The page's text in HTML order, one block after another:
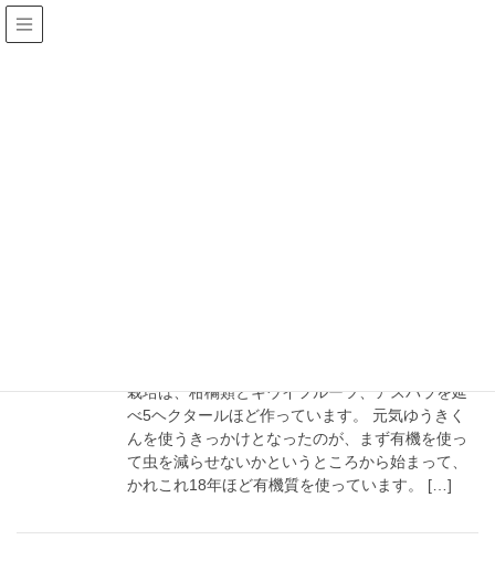
栽培は、柑橘類とキウイフルーツ、アスパラを延
べ5ヘクタールほど作っています。 元気ゆうきく
んを使うきっかけとなったのが、まず有機を使っ
て虫を減らせないかというところから始まって、
かれこれ18年ほど有機質を使っています。 […]